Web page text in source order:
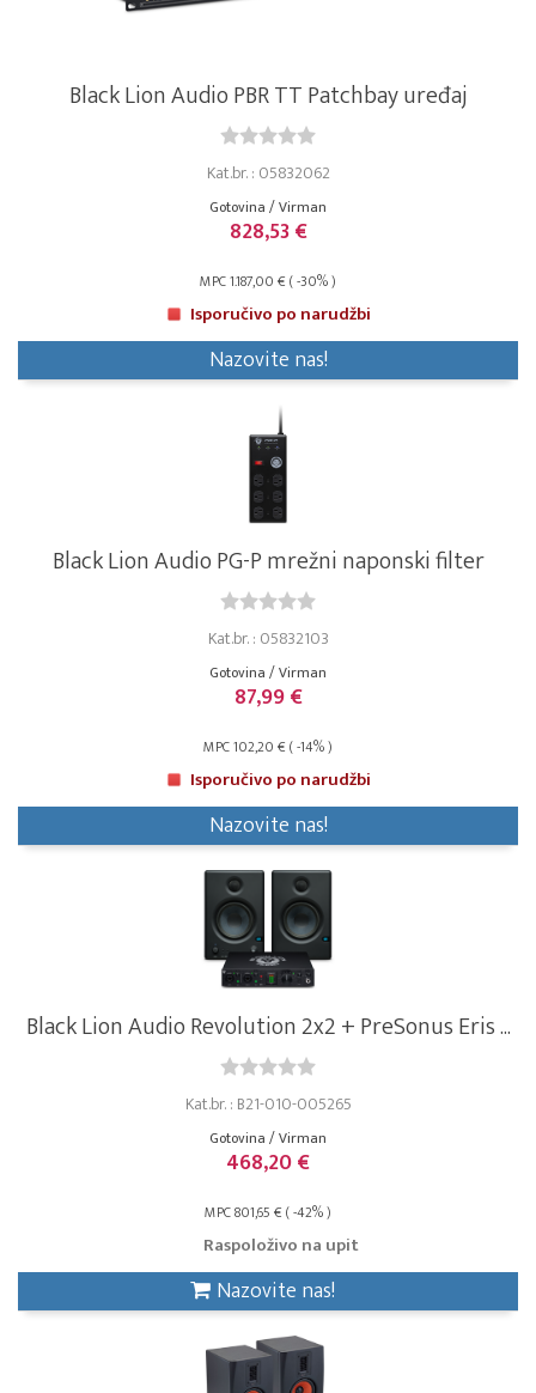
Black Lion Audio PBR TT Patchbay uređaj
Kat.br. : 05832062
Gotovina / Virman
828,53 €
MPC 1.187,00 € ( -30% )
Isporučivo po narudžbi
Nazovite nas!
Black Lion Audio PG-P mrežni naponski filter
Kat.br. : 05832103
Gotovina / Virman
87,99 €
MPC 102,20 € ( -14% )
Isporučivo po narudžbi
Nazovite nas!
Black Lion Audio Revolution 2x2 + PreSonus Eris ...
Kat.br. : B21-010-005265
Gotovina / Virman
468,20 €
MPC 801,65 € ( -42% )
Raspoloživo na upit
Nazovite nas!